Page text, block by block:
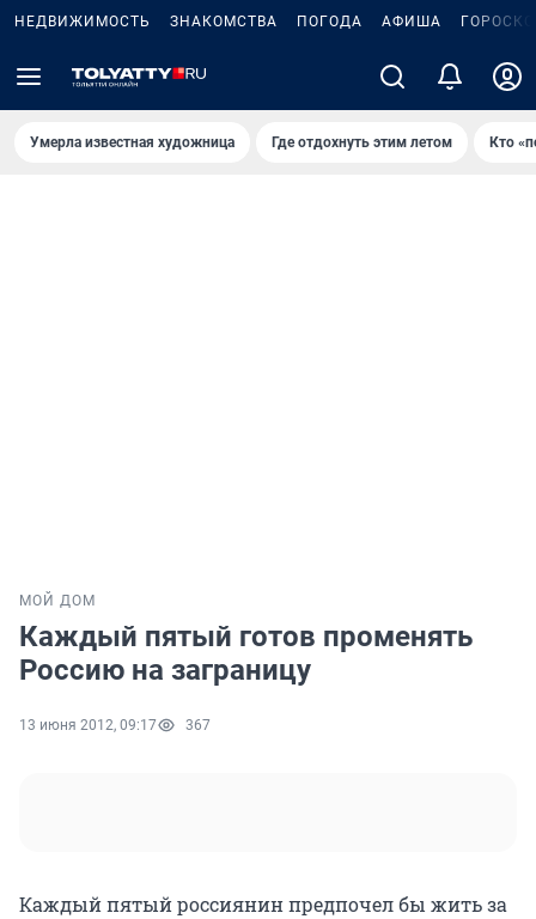
НЕДВИЖИМОСТЬ ЗНАКОМСТВА ПОГОДА АФИША
Умерла известная художница Где отдохнуть этим летом Кто
МОЙ ДОМ
Каждый пятый готов променять
Россию на заграницу
13 июня 2012, 09:17 367
Каждый пятый россиянин предпочел бы жить за